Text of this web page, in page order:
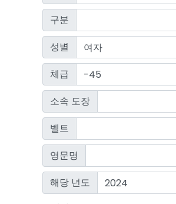
구분
성별
체급
소속 도장
벨트
영문명
해당 년도